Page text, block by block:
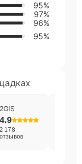
95%
97%
96%
95%
2GIS
4.9
2 178
отзывов